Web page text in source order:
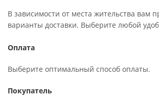
В зависимости от места жительства вам
варианты доставки. Выберите любой
Оплата
Выберите оптимальный способ оплаты.
Покупатель